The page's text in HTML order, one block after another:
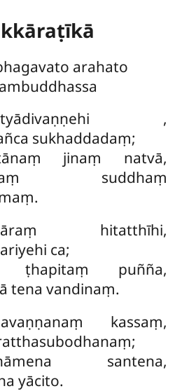
arahato
,
sukhaddadaṃ;
jinaṃ natvā,
suddhaṃ
hitatthīhi,
ca;
ṭhapitaṃ puñña,
tena vandinaṃ.
kassaṃ,
santena,
yācito.